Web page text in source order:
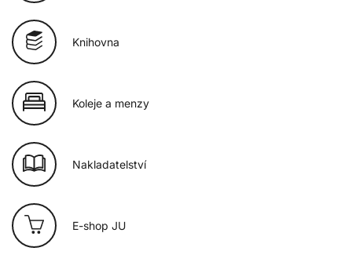
Knihovna
Koleje a menzy
Nakladatelství
E-shop JU